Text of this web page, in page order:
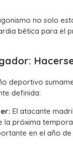
no solo
bética para el
deportivo
definida:
El atacante
la próxima
en el año de